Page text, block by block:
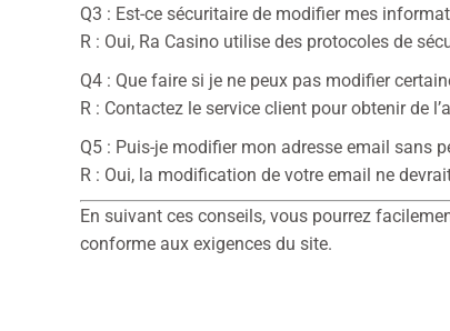
Q3 : Est-ce sécuritaire de modifier mes
R : Oui, Ra Casino utilise des protocoles de
Q4 : Que faire si je ne peux pas modifier
R : Contactez le service client pour obtenir de
Q5 : Puis-je modifier mon adresse email sans
R : Oui, la modification de votre email ne
En suivant ces conseils, vous pourrez
conforme aux exigences du site.